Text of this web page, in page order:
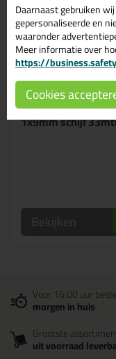
PE beglazingsband
1x9mm schijf
5,29
Bekijken
Voor 16:00 uur
morgen in huis
Grootste
uit voorraad
Daarnaast gebruiken
gepersonaliseerde en
waaronder
Meer informatie over
https://
Cookies